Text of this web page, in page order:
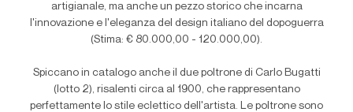
artigianale, ma anche un pezzo storico che incarna
l'innovazione e l'eleganza del design italiano del dopoguerra
(Stima: € 80.000,00 - 120.000,00).
Spiccano in catalogo anche il due poltrone di Carlo Bugatti
(lotto 2), risalenti circa al 1900, che rappresentano
perfettamente lo stile eclettico dell'artista. Le poltrone sono